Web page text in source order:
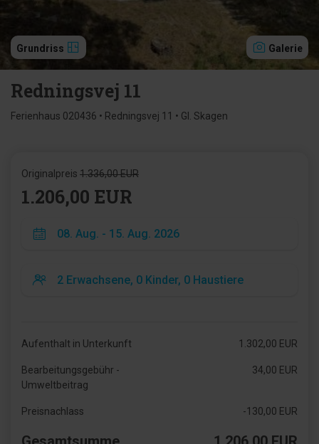
Grundriss Galerie
Redningsvej 11
Ferienhaus 020436 • Redningsvej 11 • Gl. Skagen
Originalpreis 1.336,00 EUR
1.206,00 EUR
Aufenthalt in Unterkunft 1.302,00 EUR
Bearbeitungsgebühr -
Umweltbeitrag
34,00 EUR
Preisnachlass -130,00 EUR